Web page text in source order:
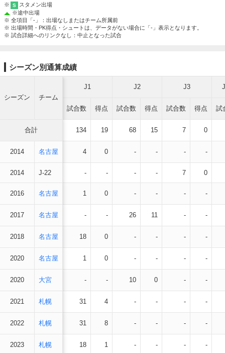
※ S
スタメン出場
※途中出場
※ 全項目「-」：出場なしまたはチーム所属前
※ 出場時間・PK得点・シュートは、データがない場合に「-」表示となります。
※ 試合詳細へのリンクなし：中止となった試合
シーズン別通算成績
シーズン チーム
J1 J2 J3
試合数 得点 試合数 得点 試合数 得点 試
合計 134 19 68 15 7 0
2014 名古屋 4 0 - - - -
2014 J-22 - - - - 7 0
2016 名古屋 1 0 - - - -
2017 名古屋 - - 26 11 - -
2018 名古屋 18 0 - - - -
2020 名古屋 1 0 - - - -
2020 大宮 - - 10 0 - -
2021 札幌 31 4 - - - -
2022 札幌 31 8 - - - -
2023 札幌 18 1 - - - -